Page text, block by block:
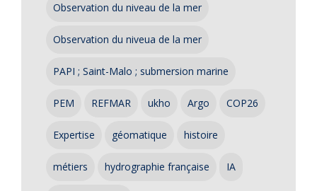
Observation du niveau de la mer
Observation du niveua de la mer
PAPI ; Saint-Malo ; submersion marine
PEM REFMAR ukho Argo COP26
Expertise géomatique histoire
métiers hydrographie française IA